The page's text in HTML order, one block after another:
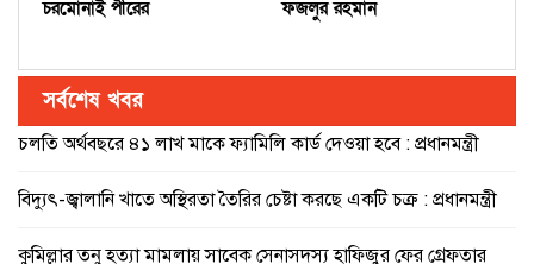
চরমোনাই পীরের
ফজলুর রহমান
সর্বশেষ খবর
চলতি অর্থবছরে ৪১ লাখ মাকে ফ্যামিলি কার্ড দেওয়া হবে : প্রধানমন্ত্রী
বিদ্যুৎ-জ্বালানি খাতে অস্থিরতা তৈরির চেষ্টা করছে একটি চক্র : প্রধানমন্ত্রী
কুমিল্লার তনু হত্যা মামলায় সাবেক সেনাসদস্য হাফিজুর ফের গ্রেফতার